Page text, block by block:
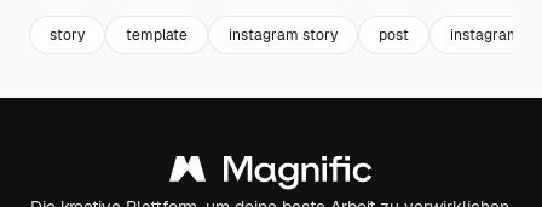
story template instagram story post instagram